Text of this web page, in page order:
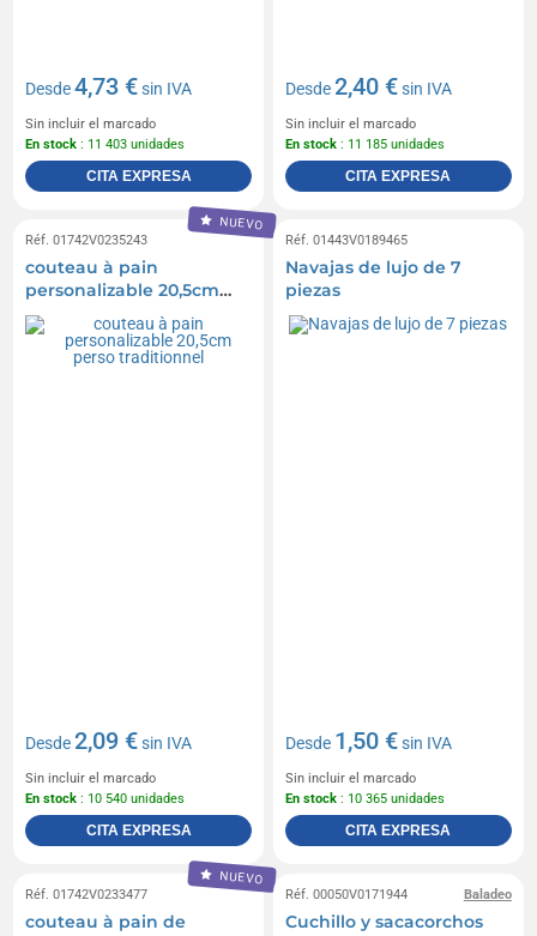
Desde4,73 €sin IVA
Sin incluir el marcado
En stock : 11 403 unidades
CITA EXPRESA
Desde2,40 €sin IVA
Sin incluir el marcado
En stock : 11 185 unidades
CITA EXPRESA
NUEVO
Réf. 01742V0235243
couteau à pain
personalizable 20,5cm
perso traditionnel
Desde2,09 €sin IVA
Sin incluir el marcado
En stock : 10 540 unidades
CITA EXPRESA
Réf. 01443V0189465
Navajas de lujo de 7
piezas
Desde 1,50 €sin IVA
Sin incluir el marcado
En stock : 10 365 unidades
CITA EXPRESA
NUEVO
Réf. 01742V0233477
couteau à pain de
Baladeo
Réf. 00050V0171944
Cuchillo y sacacorchos